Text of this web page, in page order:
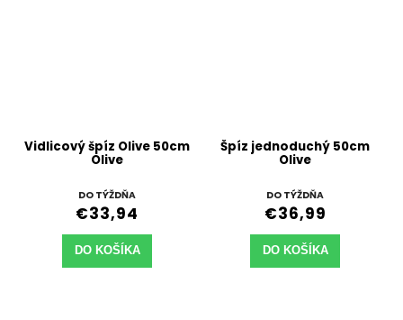
Vidlicový špíz Olive 50cm
Olive
DO TÝŽDŇA
€33,94
DO KOŠÍKA
Špíz jednoduchý 50cm
Olive
DO TÝŽDŇA
€36,99
DO KOŠÍKA